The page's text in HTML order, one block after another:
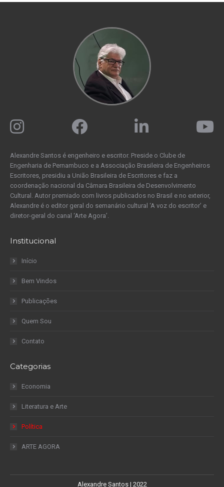
Alexandre Santos é engenheiro e escritor. Preside o Clube de
Engenharia de Pernambuco e a Associação Brasileira de Engenheiros
Escritores, presidiu a União Brasileira de Escritores e faz a
coordenação nacional da Câmara Brasileira de Desenvolvimento
Cultural. Autor premiado com livros publicados no Brasil e no exterior,
Alexandre é o editor geral do semanário cultural ‘A voz do escritor’ e
diretor-geral do canal ‘Arte Agora’.
Institucional
Início
Bem Vindos
Publicações
Quem Sou
Contato
Categorias
Economia
Literatura e Arte
Política
ARTE AGORA
Alexandre Santos | 2022